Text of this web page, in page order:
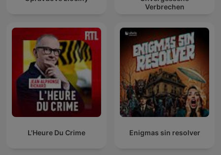
Verbrechen
L'Heure Du Crime Enigmas sin resolver